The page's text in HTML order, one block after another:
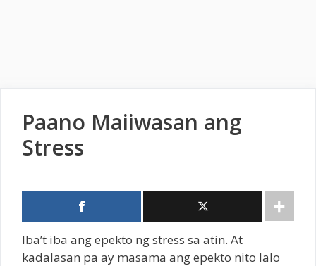
Paano Maiiwasan ang
Stress
Iba’t iba ang epekto ng stress sa atin. At
kadalasan pa ay masama ang epekto nito lalo